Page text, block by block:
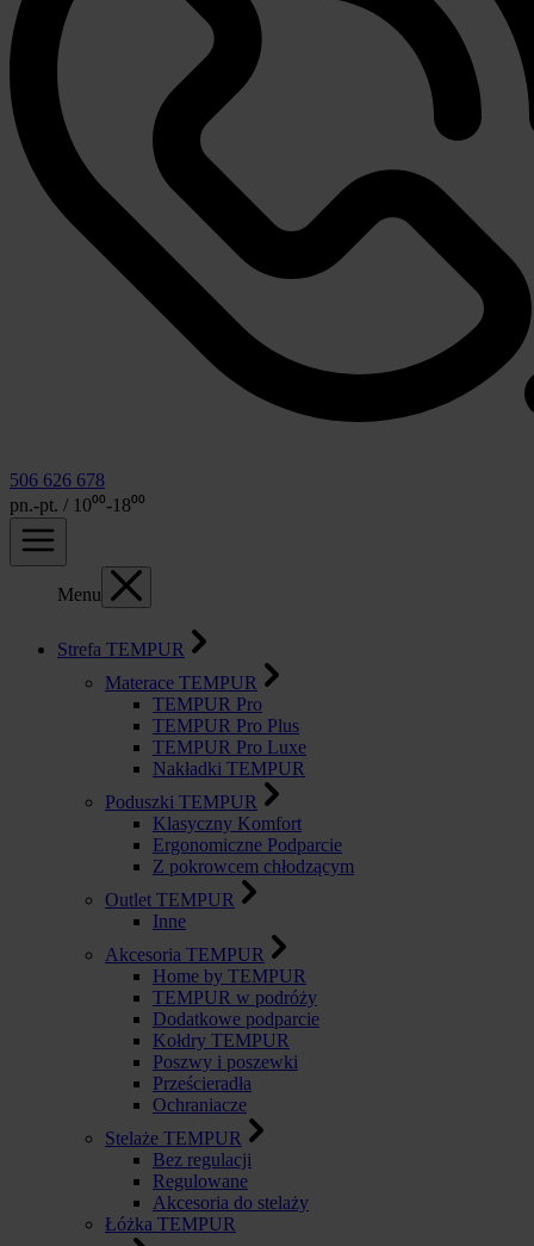
506 626 678
pn.-pt. / 10⁰⁰-18⁰⁰
Menu
Strefa TEMPUR
Materace TEMPUR
TEMPUR Pro
TEMPUR Pro Plus
TEMPUR Pro Luxe
Nakładki TEMPUR
Poduszki TEMPUR
Klasyczny Komfort
Ergonomiczne Podparcie
Z pokrowcem chłodzącym
Outlet TEMPUR
Inne
Akcesoria TEMPUR
Home by TEMPUR
TEMPUR w podróży
Dodatkowe podparcie
Kołdry TEMPUR
Poszwy i poszewki
Prześcieradła
Ochraniacze
Stelaże TEMPUR
Bez regulacji
Regulowane
Akcesoria do stelaży
Łóżka TEMPUR